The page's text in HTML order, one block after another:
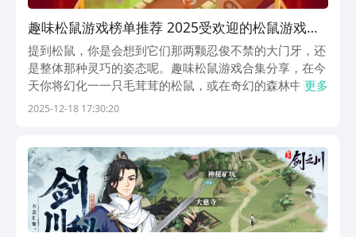
趣味松鼠游戏榜单推荐 2025受欢迎的松鼠游戏有
哪几款
提到松鼠，你是会想到它们那两颗忍俊不禁的大门牙，还
是整体那种灵巧的姿态呢。趣味松鼠游戏合集分享，在今
天你将幻化一一只毛茸茸的松鼠，或在奇幻的森林中进行
兴致勃勃的冒险，又或者是为了收集坚果不遗余力的去努
上...
更多
2025-12-18 17:30:20